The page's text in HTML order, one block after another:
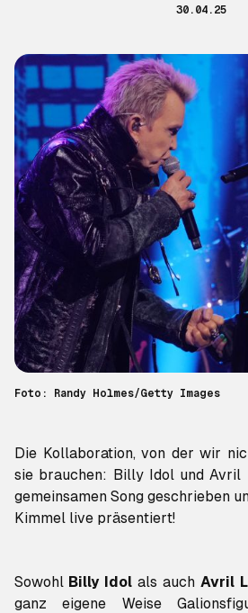
30.04.25
Foto: Randy Holmes/Getty Images
Die Kollaboration, von der wir
sie brauchen: Billy Idol und Avril
gemeinsamen Song geschrieben
Kimmel live präsentiert!
Sowohl Billy Idol als auch Avril
ganz eigene Weise